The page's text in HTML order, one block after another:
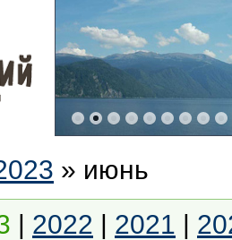
» июнь
| 2022 | 2021 |